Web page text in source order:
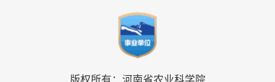
版权所有：河南省农业科学院